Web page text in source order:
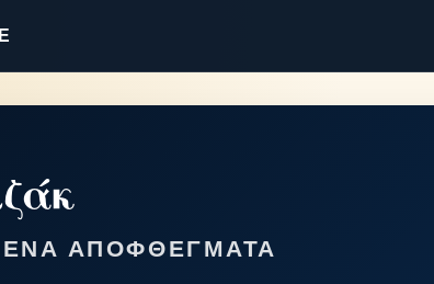
ΑΠΟΦΘΈΓΜΑΤΑ